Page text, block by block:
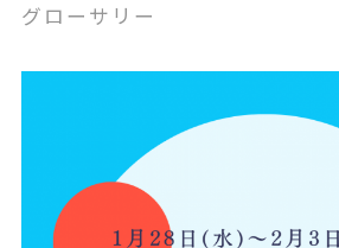
グローサリー